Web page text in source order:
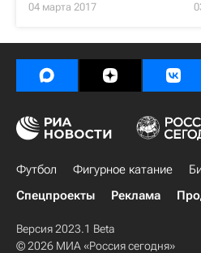
04 марта 2017
Футбол Фигурное катание
Спецпроекты
Реклама
Версия 2023.1 Beta
© 2026 МИА «Россия сегодня»